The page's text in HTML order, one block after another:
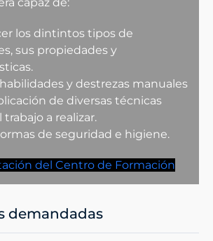
los dintintos tipos de
sus propiedades y
y destrezas manuales
de diversas técnicas
trabajo a realizar.
de seguridad e higiene.
del Centro de Formación
demandadas